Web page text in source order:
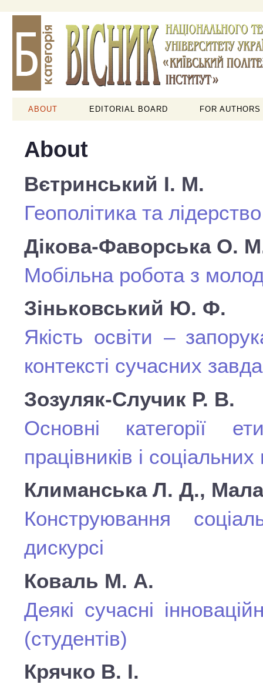
ABOUT EDITORIAL BOARD FOR AUTHORS
About
Вєтринський І. М.
Геополітика та
Дікова-Фаворська О.
Мобільна робота з
Зіньковський Ю. Ф.
Якість освіти –
контексті сучасних
Зозуляк-Случик Р. В.
Основні категорії
працівників і соціальних
Климанська Л. Д.,
Конструювання
дискурсі
Коваль М. А.
Деякі сучасні
(студентів)
Крячко В. І.